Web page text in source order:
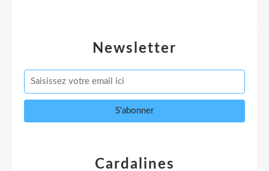
Newsletter
Cardalines